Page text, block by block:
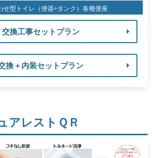
せ型トイレ（便器+タンク）各種便座
交換工事セットプラン
換＋内装セットプラン
アレストＱＲ